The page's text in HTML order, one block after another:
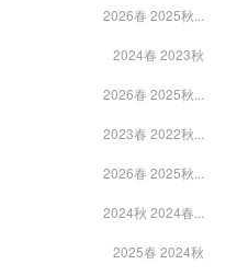
2026春 2025秋...
2024春 2023秋
2026春 2025秋...
2023春 2022秋...
2026春 2025秋...
2024秋 2024春...
2025春 2024秋